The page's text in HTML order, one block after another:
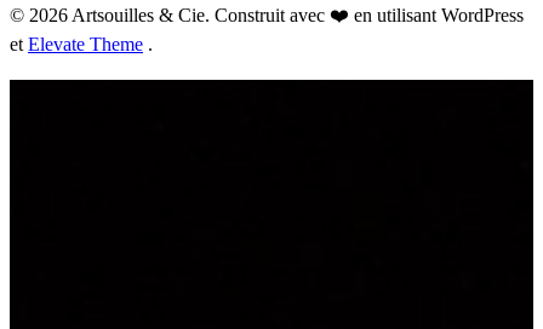
© 2026 Artsouilles & Cie. Construit avec ❤️ en utilisant WordPress
et Elevate Theme .